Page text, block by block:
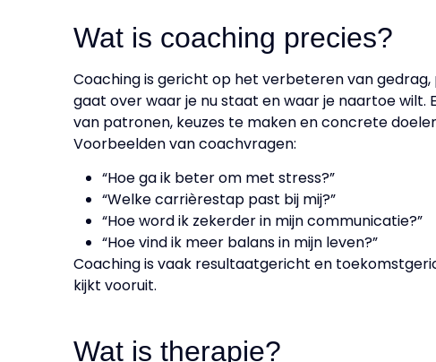
Wat is coaching precies?
Coaching is gericht op het verbeteren van
gaat over waar je nu staat en waar je naartoe
van patronen, keuzes te maken en concrete
Voorbeelden van coachvragen:
“Hoe ga ik beter om met stress?”
“Welke carrièrestap past bij mij?”
“Hoe word ik zekerder in mijn communicatie?”
“Hoe vind ik meer balans in mijn leven?”
Coaching is vaak resultaatgericht en
kijkt vooruit.
Wat is therapie?